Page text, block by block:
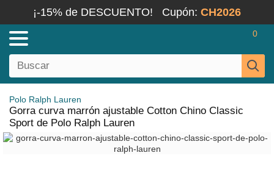
¡-15% de DESCUENTO! Cupón: CH2026
0
Polo Ralph Lauren
Gorra curva marrón ajustable Cotton Chino Classic
Sport de Polo Ralph Lauren